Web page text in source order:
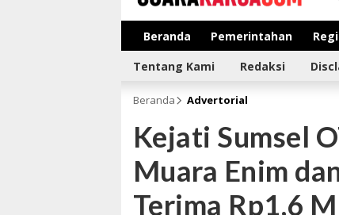
suarakarsa.com
Informasi terpercaya
Beranda Pemerintahan
Tentang Kami Redaksi
Beranda Advertorial
Kejati Sumsel
Muara Enim
Terima Rp1,6